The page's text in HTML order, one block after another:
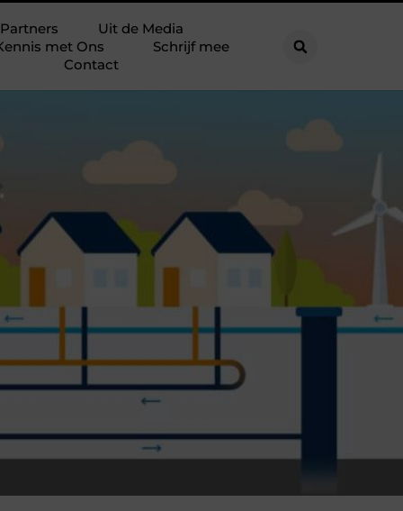
Partners
Uit de Media
met Ons
Schrijf mee
Contact